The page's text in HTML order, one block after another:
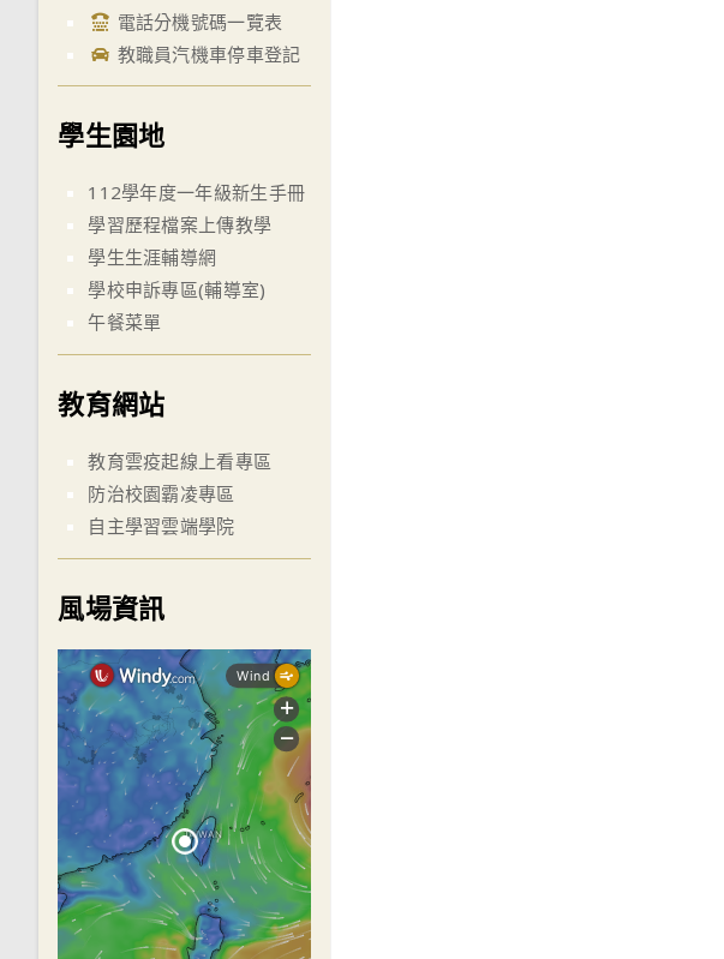
電話分機號碼一覽表
教職員汽機車停車登記
學生園地
112學年度一年級新生手冊
學習歷程檔案上傳教學
學生生涯輔導網
學校申訴專區(輔導室)
午餐菜單
教育網站
教育雲疫起線上看專區
防治校園霸凌專區
自主學習雲端學院
風場資訊